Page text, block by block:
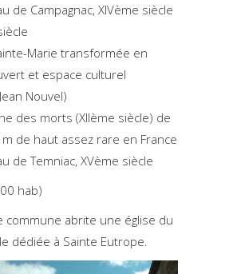
de Campagnac, XIVème siècle
Marie transformée en
et espace culturel
Nouvel)
des morts (XIIème siècle) de
de haut assez rare en France
de Temniac, XVème siècle
hab)
commune abrite une église du
dédiée à Sainte Eutrope.